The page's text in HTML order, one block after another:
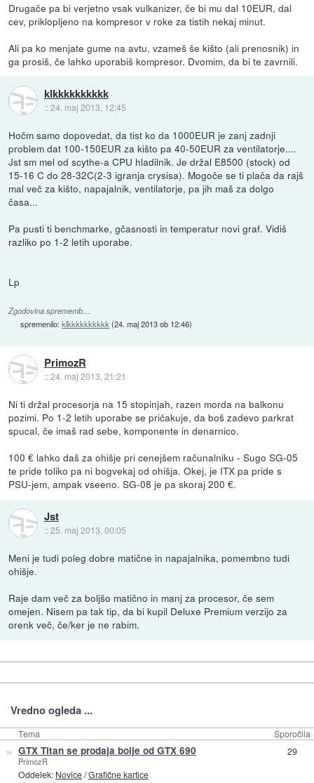
Drugače pa bi verjetno vsak vulkanizer, če bi mu dal 10EUR, dal
cev, priklopljeno na kompresor v roke za tistih nekaj minut.
Ali pa ko menjate gume na avtu, vzameš še kišto (ali prenosnik) in
ga prosiš, če lahko uporabiš kompresor. Dvomim, da bi te zavrnili.
klkkkkkkkkkk
::24. maj 2013, 12:45
Hočm samo dopovedat, da tist ko da 1000EUR je zanj zadnji
problem dat 100-150EUR za kišto pa 40-50EUR za ventilatorje....
Jst sm mel od scythe-a CPU hladilnik. Je držal E8500 (stock) od
15-16 C do 28-32C(2-3 igranja crysisa). Mogoče se ti plača da rajš
mal več za kišto, napajalnik, ventilatorje, pa jih maš za dolgo
časa...
Pa pusti ti benchmarke, gčasnosti in temperatur novi graf. Vidiš
razliko po 1-2 letih uporabe.
Lp
Zgodovina sprememb…
spremenilo:klkkkkkkkkkk(24. maj 2013 ob 12:46)
PrimozR
::24. maj 2013, 21:21
Ni ti držal procesorja na 15 stopinjah, razen morda na balkonu
pozimi. Po 1-2 letih uporabe se pričakuje, da boš zadevo parkrat
spucal, če imaš rad sebe, komponente in denarnico.
100 € lahko daš za ohišje pri cenejšem računalniku - Sugo SG-05
te pride toliko pa ni bogvekaj od ohišja. Okej, je ITX pa pride s
PSU-jem, ampak vseeno. SG-08 je pa skoraj 200 €.
Jst
::25. maj 2013, 00:05
Meni je tudi poleg dobre matične in napajalnika, pomembno tudi
ohišje.
Raje dam več za boljšo matično in manj za procesor, če sem
omejen. Nisem pa tak tip, da bi kupil Deluxe Premium verzijo za
orenk več, če/ker je ne rabim.
Vredno ogleda ...
Tema Sporočila
» GTX Titan se prodaja bolje od GTX 690
PrimozR
Oddelek: Novice/Grafične kartice
29